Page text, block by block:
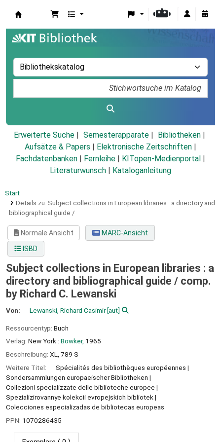
Erweiterte Suche Semesterapparate
Bibliotheken
Aufsätze & Papers
Elektronische Zeitschriften
Fachdatenbanken
Fernleihe KITopen-Medienportal
Literaturwunsch
Kataloganleitung
Start
Details zu: Subject collections in European libraries : a directory and
bibliographical guide /
Normale Ansicht
MARC-Ansicht
ISBD
Subject collections in European libraries : a
directory and bibliographical guide / comp.
by Richard C. Lewanski
Von: Lewanski, Richard Casimir[aut]
Ressourcentyp: Buch
Verlag: New York : Bowker, 1965
Beschreibung: XL, 789 S
Weitere Titel:
Spécialités des bibliothèques européennes
Sondersammlungen europaeischer Bibliotheken
Collezioni specializzate delle biblioteche europee
Spezializirovannye kolekcii evropejskich bibliotek
Colecciones especializadas de bibliotecas europeas
PPN: 1070286435